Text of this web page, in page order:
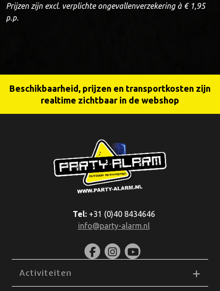
Prijzen zijn excl. verplichte ongevallenverzekering à € 1,95
p.p.
Beschikbaarheid, prijzen en transportkosten zijn
realtime zichtbaar in de webshop
Tel:+31 (0)40 8434646
info@party-alarm.nl
Activiteiten